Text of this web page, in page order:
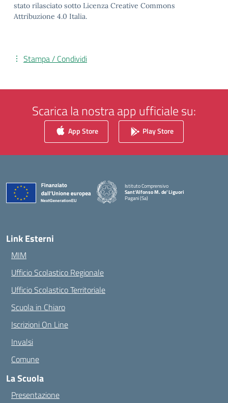
stato rilasciato sotto Licenza Creative Commons
Attribuzione 4.0 Italia.
Stampa / Condividi
Scarica la nostra app ufficiale su:
App Store Play Store
Istituto Comprensivo
Sant'Alfonso M. de' Liguori
Pagani (Sa)
— Visita la pagina iniziale della scuola
Link Esterni
MIM
Ufficio Scolastico Regionale
Ufficio Scolastico Territoriale
Scuola in Chiaro
Iscrizioni On Line
Invalsi
Comune
La Scuola
Presentazione